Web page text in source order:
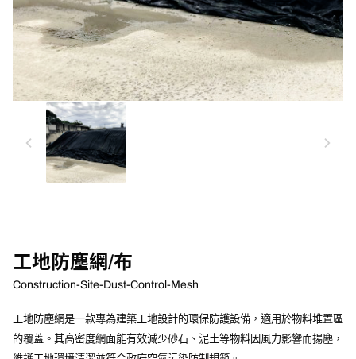
chevron_left chevron_right
工地防塵網/布
Construction-Site-Dust-Control-Mesh
工地防塵網是一款專為建築工地設計的環保防護設備，適用於物料堆置區
的覆蓋。其高密度網面能有效減少砂石、泥土等物料因風力影響而揚塵，